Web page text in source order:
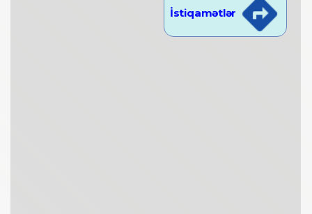
İstiqamətlər